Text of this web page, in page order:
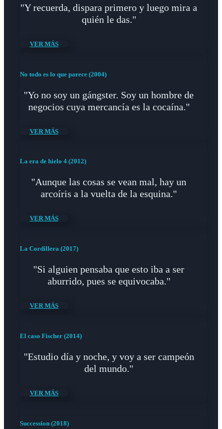
"Y recuerda, dispara primero y luego mira a
quién le das."
VER MÁS
No todo es lo que parece (2004)
"Yo no soy un gángster. Soy un hombre de
negocios cuya mercancía es la cocaína."
VER MÁS
La era de hielo 4 (2012)
"Aunque las cosas se vean mal, hay un
arcoíris a la vuelta de la esquina."
VER MÁS
La Cordillera (2017)
"Si alguien pensaba que esto iba a ser
aburrido, pues se equivocaba."
VER MÁS
El caso Fischer (2014)
"Estudio día y noche, y voy a ser campeón
del mundo."
VER MÁS
Succession (2018)